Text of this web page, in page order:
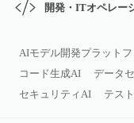
開発・ITオペレー
AIモデル開発プラット
コード生成AI
データ
セキュリティAI
テス